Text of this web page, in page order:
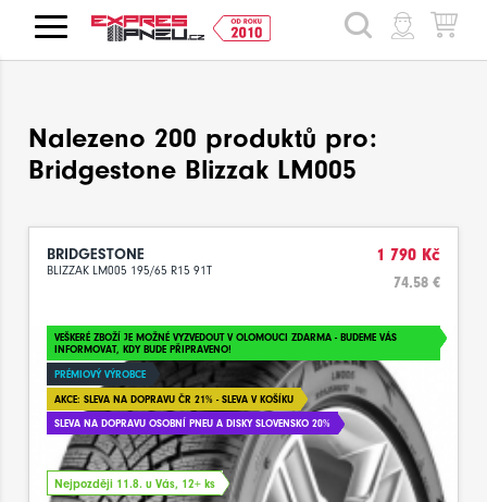
HLEDAT
Nalezeno 200 produktů pro:
Bridgestone Blizzak LM005
BRIDGESTONE
BLIZZAK LM005 195/65 R15 91T
1 790 Kč
74.58 €
VEŠKERÉ ZBOŽÍ JE MOŽNÉ VYZVEDOUT V OLOMOUCI ZDARMA - BUDEME VÁS
INFORMOVAT, KDY BUDE PŘIPRAVENO!
PRÉMIOVÝ VÝROBCE
AKCE: SLEVA NA DOPRAVU ČR 21% - SLEVA V KOŠÍKU
SLEVA NA DOPRAVU OSOBNÍ PNEU A DISKY SLOVENSKO 20%
Nejpozději 11.8. u Vás, 12+ ks